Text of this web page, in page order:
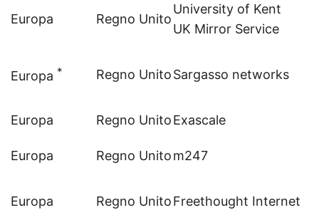
Europa Regno Unito
University of Kent
UK Mirror Service
Europa * Regno UnitoSargasso networks
Europa Regno UnitoExascale
Europa Regno Unitom247
Europa Regno UnitoFreethought Internet